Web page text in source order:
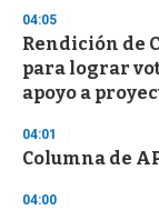
04:05
Rendición de
para lograr
apoyo a
04:01
Columna de
04:00